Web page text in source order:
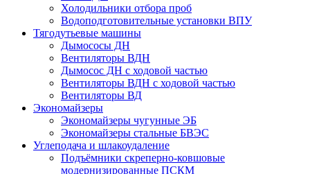
Холодильники отбора проб
Водоподготовительные установки ВПУ
Тягодутьевые машины
Дымососы ДН
Вентиляторы ВДН
Дымосос ДН с ходовой частью
Вентиляторы ВДН с ходовой частью
Вентиляторы ВД
Экономайзеры
Экономайзеры чугунные ЭБ
Экономайзеры стальные БВЭС
Углеподача и шлакоудаление
Подъёмники скреперно-ковшовые
модернизированные ПСКМ